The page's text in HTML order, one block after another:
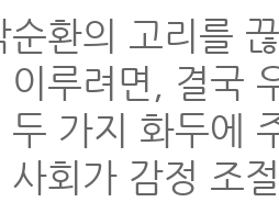
순환의 고리를
루려면, 결국
두 가지 화두에
사회가 감정 조